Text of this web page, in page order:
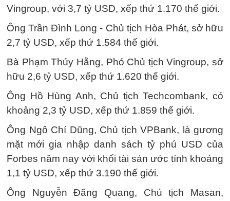
Vingroup, với 3,7 tỷ USD, xếp thứ 1.170 thế giới.
Ông Trần Đình Long - Chủ tịch Hòa Phát, sở hữu
2,7 tỷ USD, xếp thứ 1.584 thế giới.
Bà Phạm Thúy Hằng, Phó Chủ tịch Vingroup, sở
hữu 2,6 tỷ USD, xếp thứ 1.620 thế giới.
Ông Hồ Hùng Anh, Chủ tịch Techcombank, có
khoảng 2,3 tỷ USD, xếp thứ 1.859 thế giới.
Ông Ngô Chí Dũng, Chủ tịch VPBank, là gương
mặt mới gia nhập danh sách tỷ phú USD của
Forbes năm nay với khối tài sản ước tính khoảng
1,1 tỷ USD, xếp thứ 3.190 thế giới.
Ông Nguyễn Đăng Quang, Chủ tịch Masan,